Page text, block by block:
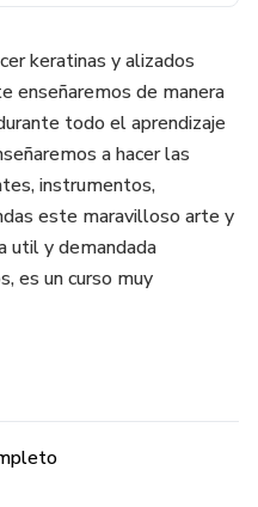
keratinas y alizados
enseñaremos de manera
todo el aprendizaje
a hacer las
instrumentos,
este maravilloso arte y
util y demandada
es un curso muy